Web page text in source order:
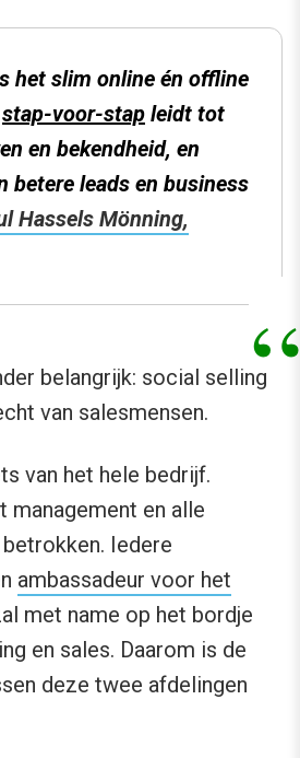
het slim online én offline
stap-voor-stap leidt tot
en bekendheid, en
betere leads en business
Hassels Mönning,
belangrijk: social selling
van salesmensen.
van het hele bedrijf.
management en alle
Iedere
ambassadeur voor het
met name op het bordje
en sales. Daarom is de
deze twee afdelingen